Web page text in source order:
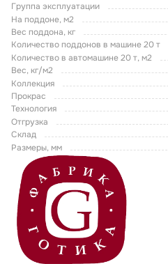
Группа эксплуатации
На поддоне, м2
Вес поддона, кг
Количество поддонов в машине 20 т
Количество в автомашине 20 т, м2
Вес, кг/м2
Коллекция
Прокрас
Технология
Отгрузка
Склад
Размеры, мм